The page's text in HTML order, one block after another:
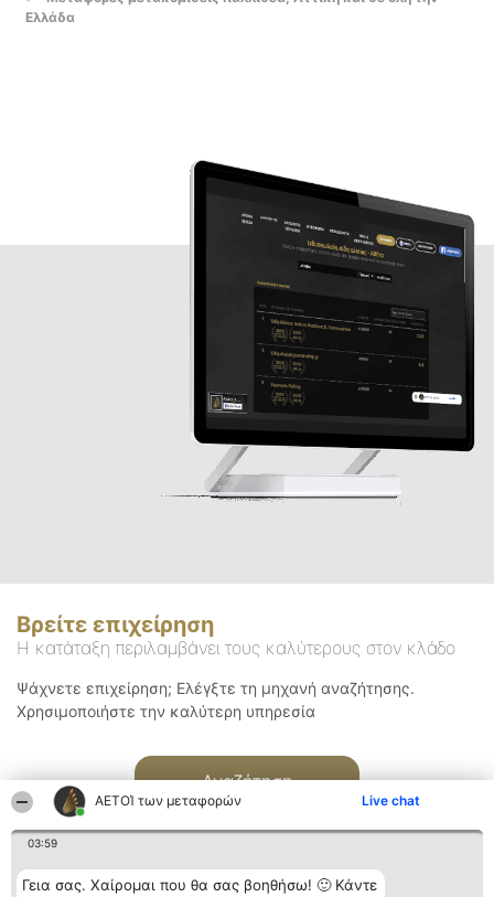
ΑΕΤΟΊ των μεταφορών Live chat
03:59
Γεια σας. Χαίρομαι που θα σας βοηθήσω! 🙂 Κάντε
Ελλάδα
Βρείτε επιχείρηση
Η κατάταξη περιλαμβάνει τους καλύτερους στον κλάδο
Ψάχνετε επιχείρηση; Ελέγξτε τη μηχανή αναζήτησης.
Χρησιμοποιήστε την καλύτερη υπηρεσία
Αναζήτηση